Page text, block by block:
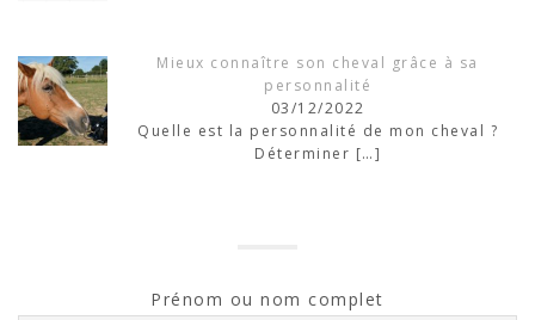
Mieux connaître son cheval grâce à sa
personnalité
03/12/2022
Quelle est la personnalité de mon cheval ?
Déterminer […]
Prénom ou nom complet